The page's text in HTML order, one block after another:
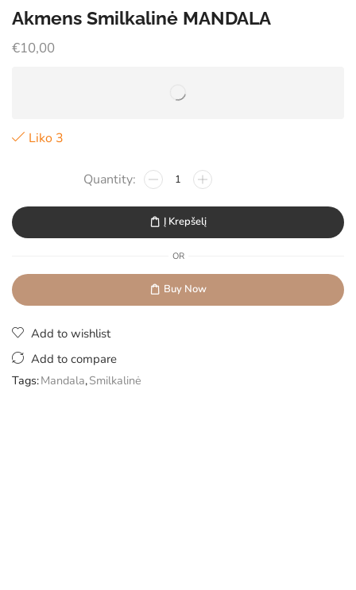
Akmens Smilkalinė MANDALA
€10,00
Liko 3
Į Krepšelį
OR
Buy Now
Add to wishlist
Add to compare
Tags:Mandala,Smilkalinė